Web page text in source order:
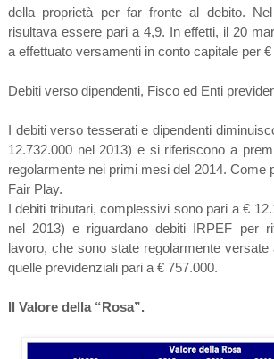
della proprietà per far fronte al debito.
risultava essere pari a 4,9. In effetti, il 20
a effettuato versamenti in conto capitale per €
Debiti verso dipendenti, Fisco ed Enti
I debiti verso tesserati e dipendenti
12.732.000 nel 2013) e si riferiscono a
regolarmente nei primi mesi del 2014. Come
Fair Play.
I debiti tributari, complessivi sono pari a €
nel 2013) e riguardano debiti IRPEF per
lavoro, che sono state regolarmente
quelle previdenziali pari a € 757.000.
Il Valore della “Rosa”.